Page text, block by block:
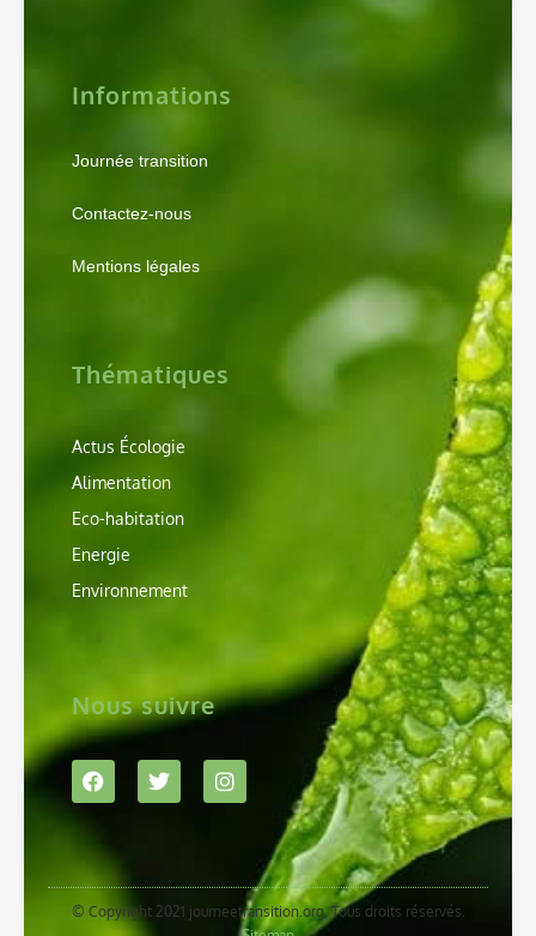
Informations
Journée transition
Contactez-nous
Mentions légales
Thématiques
Actus Écologie
Alimentation
Eco-habitation
Energie
Environnement
Nous suivre
© Copyright 2021 journeetransition.org. Tous droits réservés.